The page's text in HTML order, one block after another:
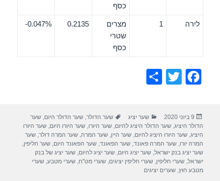
כסף
לירה 1
מצרים
שטרי
כסף
0.2135
0.047%-
F
e
b
o
o
T
er
e
פורסם
בתאריך
9 ביוני 2020 קטגוריות
שער יציג תגיות
שער הדולר,שער הדולר היום,שער
הדולר היציג,שער הדולר היציג להיום,שער היורו,שער היורו היום,שער היורו
היציג,שער היורו היציג להיום,שער היין,שער המרה,שער המרה דולר,שער
המרה יורו,שער המרה פאונד,שער הפאונד,שער הפאונד היום,שער חליפין,
שער יציג בנק ישראל,שער יציג היום,שער יציג להיום,שער יציג של בנק
ישראל,שערי חליפין,שערי חליפין יציגים,שערי מט"ח,שערי מטבע,שערי
מטבע חוץ,שערים יציגים